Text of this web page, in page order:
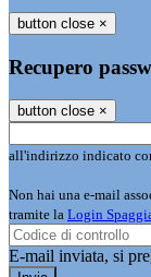
button close ×
Recupero
button close ×
all'indirizzo indicato
Non hai una e-mail
tramite la Login
E-mail inviata, si